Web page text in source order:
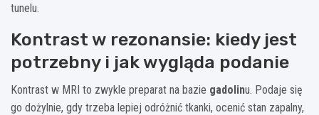
tunelu.
Kontrast w rezonansie: kiedy jest
potrzebny i jak wygląda podanie
Kontrast w MRI to zwykle preparat na bazie gadolinu. Podaje się
go dożylnie, gdy trzeba lepiej odróżnić tkanki, ocenić stan zapalny,